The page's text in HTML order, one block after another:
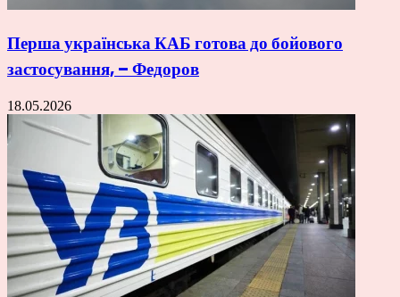
Перша українська КАБ готова до бойового
застосування, – Федоров
18.05.2026